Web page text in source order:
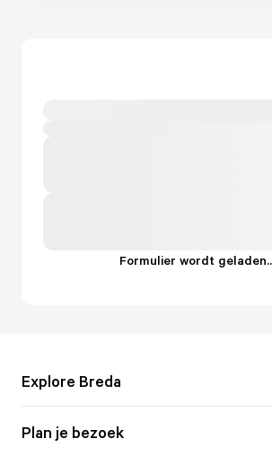
Formulier wordt
Explore Breda
Plan je bezoek